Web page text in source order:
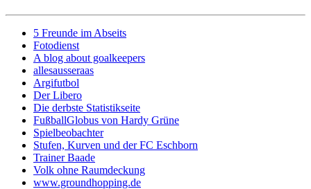
5 Freunde im Abseits
Fotodienst
A blog about goalkeepers
allesausseraas
Argifutbol
Der Libero
Die derbste Statistikseite
FußballGlobus von Hardy Grüne
Spielbeobachter
Stufen, Kurven und der FC Eschborn
Trainer Baade
Volk ohne Raumdeckung
www.groundhopping.de